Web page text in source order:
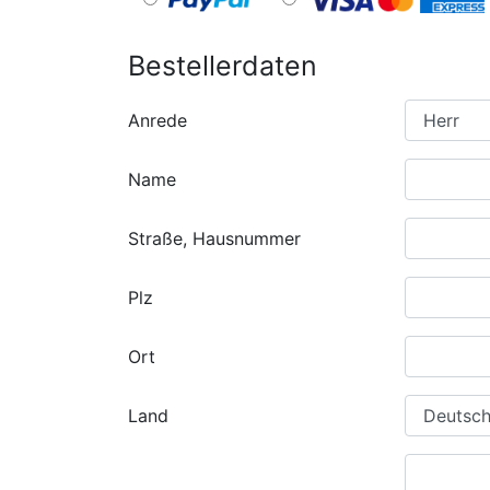
Bestellerdaten
Anrede
Name
Straße, Hausnummer
Plz
Ort
Land